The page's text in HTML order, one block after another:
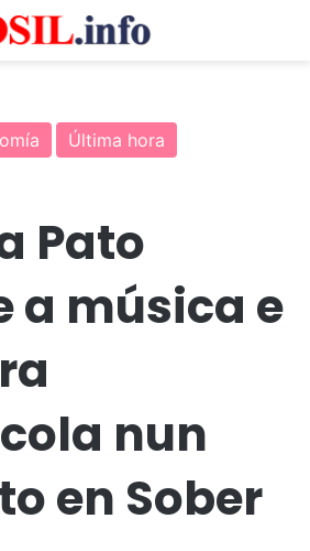
Última hora
Pato
a música e
nun
en Sober